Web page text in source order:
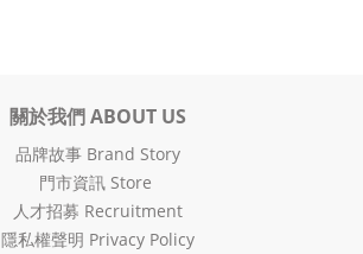
關於我們 ABOUT US
品牌故事 Brand Story
門市資訊 Store
人才招募 Recruitment
隱私權聲明 Privacy Policy